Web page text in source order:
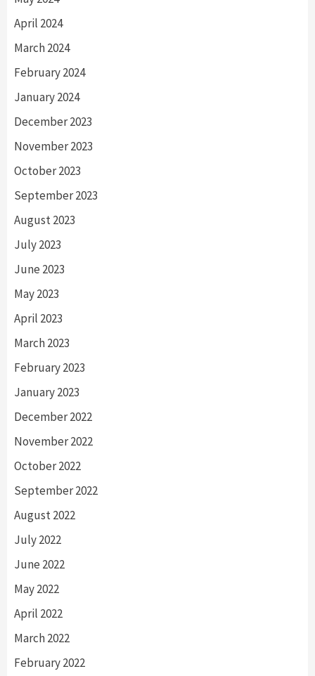
April 2024
March 2024
February 2024
January 2024
December 2023
November 2023
October 2023
September 2023
August 2023
July 2023
June 2023
May 2023
April 2023
March 2023
February 2023
January 2023
December 2022
November 2022
October 2022
September 2022
August 2022
July 2022
June 2022
May 2022
April 2022
March 2022
February 2022